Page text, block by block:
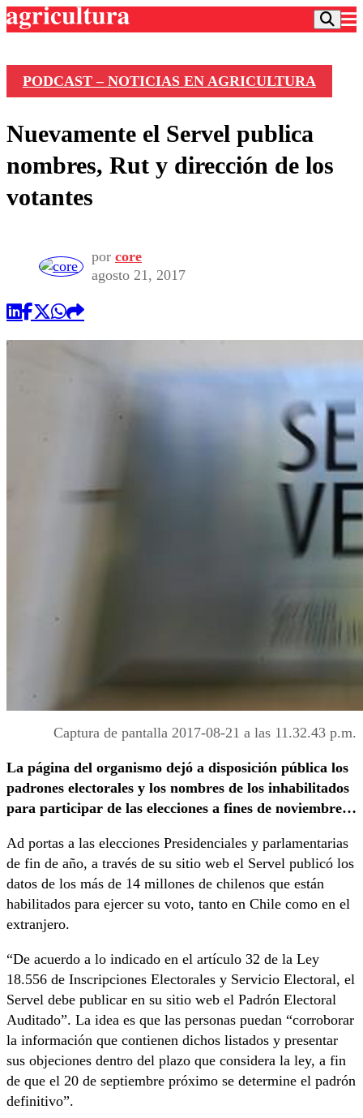
Frecuencias
Agricultura TV
Deportes
Seleccion Chilena
Torneo Internacional
Economía
Internacional
Publicaciones en medios
Opinión
PODCAST – NOTICIAS EN AGRICULTURA
Nuevamente el Servel publica
nombres, Rut y dirección de los
votantes
por core
agosto 21, 2017
Captura de pantalla 2017-08-21 a las 11.32.43 p.m.
La página del organismo dejó a disposición pública los
padrones electorales y los nombres de los inhabilitados
para participar de las elecciones a fines de noviembre…
Ad portas a las elecciones Presidenciales y parlamentarias
de fin de año, a través de su sitio web el Servel publicó los
datos de los más de 14 millones de chilenos que están
habilitados para ejercer su voto, tanto en Chile como en el
extranjero.
“De acuerdo a lo indicado en el artículo 32 de la Ley
18.556 de Inscripciones Electorales y Servicio Electoral, el
Servel debe publicar en su sitio web el Padrón Electoral
Auditado”. La idea es que las personas puedan “corroborar
la información que contienen dichos listados y presentar
sus objeciones dentro del plazo que considera la ley, a fin
de que el 20 de septiembre próximo se determine el padrón
definitivo”.